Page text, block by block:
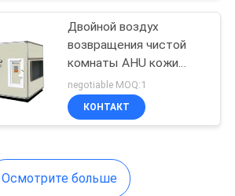
Двойной воздух
возвращения чистой
комнаты AHU кожи
регулируя установку
блоков крытую
negotiable MOQ:1
КОНТАКТ
Осмотрите больше